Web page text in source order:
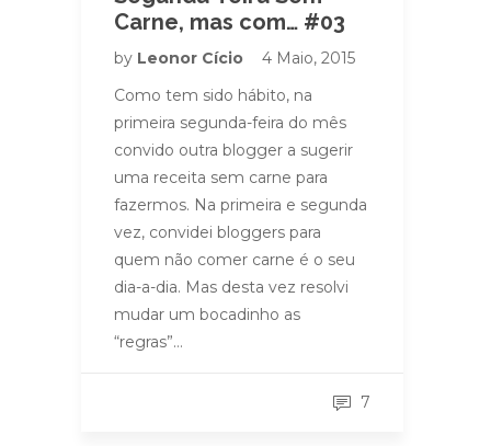
Carne, mas com… #03
by Leonor Cício
4 Maio, 2015
Como tem sido hábito, na
primeira segunda-feira do mês
convido outra blogger a sugerir
uma receita sem carne para
fazermos. Na primeira e segunda
vez, convidei bloggers para
quem não comer carne é o seu
dia-a-dia. Mas desta vez resolvi
mudar um bocadinho as
“regras”…
7